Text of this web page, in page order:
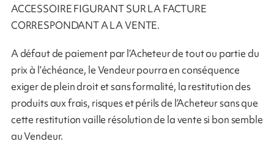
ACCESSOIRE FIGURANT SUR LA FACTURE
CORRESPONDANT A LA VENTE.
A défaut de paiement par l’Acheteur de tout ou partie du
prix à l’échéance, le Vendeur pourra en conséquence
exiger de plein droit et sans formalité, la restitution des
produits aux frais, risques et périls de l’Acheteur sans que
cette restitution vaille résolution de la vente si bon semble
au Vendeur.